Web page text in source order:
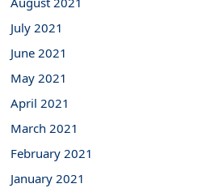
July 2021
June 2021
May 2021
April 2021
March 2021
February 2021
January 2021